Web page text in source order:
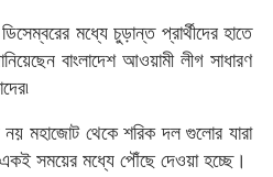
মধ্যে চুড়ান্ত প্রার্থীদের হাতে
বাংলাদেশ আওয়ামী লীগ সাধারণ
মহাজোট থেকে শরিক দল গুলোর যারা
সময়ের মধ্যে পৌঁছে দেওয়া হচ্ছে।